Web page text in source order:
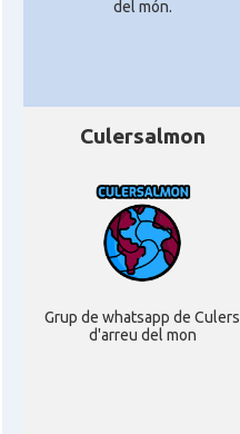
del món.
Culersalmon
Grup de whatsapp de Culers
d'arreu del mon